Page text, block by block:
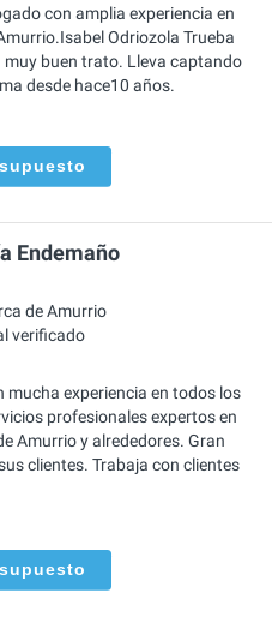
con amplia experiencia en
Odriozola Trueba
buen trato. Lleva captando
desde hace10 años.
Endemaño
de Amurrio
verificado
experiencia en todos los
profesionales expertos en
Amurrio y alrededores. Gran
clientes. Trabaja con clientes